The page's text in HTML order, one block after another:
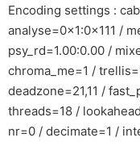
Encoding settings :
analyse=0x1:0x111 /
psy_rd=1.00:0.00 /
chroma_me=1 /
deadzone=21,11 /
threads=18 /
nr=0 / decimate=1 /